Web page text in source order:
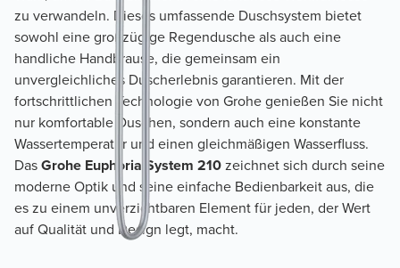
zu verwandeln. Dieses umfassende Duschsystem bietet
sowohl eine großzügige Regendusche als auch eine
handliche Handbrause, die gemeinsam ein
unvergleichliches Duscherlebnis garantieren. Mit der
fortschrittlichen Technologie von Grohe genießen Sie nicht
nur komfortable Duschen, sondern auch eine konstante
Wassertemperatur und einen gleichmäßigen Wasserfluss.
DasGrohe Euphoria System 210zeichnet sich durch seine
moderne Optik und seine einfache Bedienbarkeit aus, die
es zu einem unverzichtbaren Element für jeden, der Wert
auf Qualität und Design legt, macht.